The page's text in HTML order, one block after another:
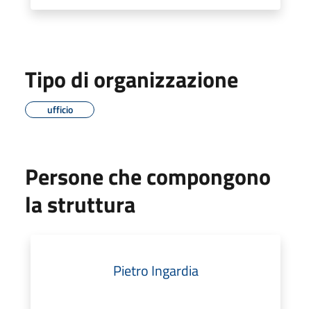
Tipo di organizzazione
ufficio
Persone che compongono
la struttura
Pietro Ingardia